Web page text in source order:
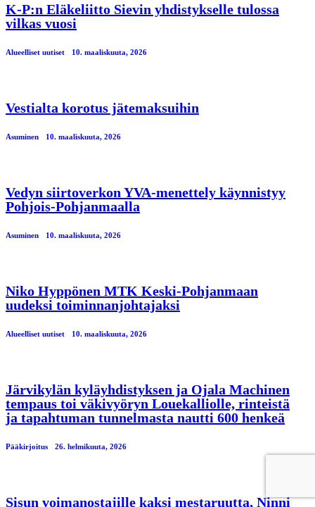
K-P:n Eläkeliitto Sievin yhdistykselle tulossa
vilkas vuosi
Alueelliset uutiset 10. maaliskuuta, 2026
Vestialta korotus jätemaksuihin
Asuminen 10. maaliskuuta, 2026
Vedyn siirtoverkon YVA-menettely käynnistyy
Pohjois-Pohjanmaalla
Asuminen 10. maaliskuuta, 2026
Niko Hyppönen MTK Keski-Pohjanmaan
uudeksi toiminnanjohtajaksi
Alueelliset uutiset 10. maaliskuuta, 2026
Järvikylän kyläyhdistyksen ja Ojala Machinen
tempaus toi väkivyöryn Louekalliolle, rinteistä
ja tapahtuman tunnelmasta nautti 600 henkeä
Pääkirjoitus 26. helmikuuta, 2026
Sisun voimanostajille kaksi mestaruutta, Ninni